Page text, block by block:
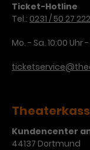
Ticket-Hotline
Tel.: 0231 / 50 27 222
Mo. - Sa. 10:00 Uhr
Kundencenter
44137 Dortmund